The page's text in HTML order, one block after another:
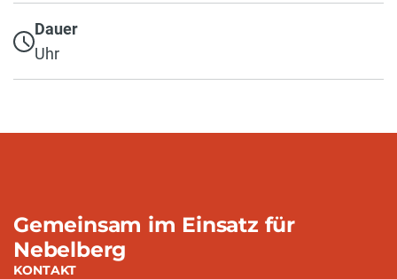
Dauer
Uhr
Gemeinsam im Einsatz für
Nebelberg
KONTAKT